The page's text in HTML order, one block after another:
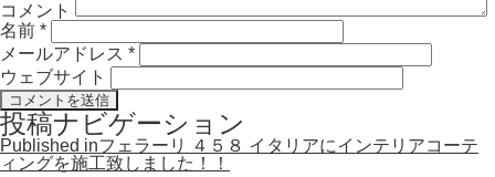
コメント
名前 *
メールアドレス *
ウェブサイト
投稿ナビゲーション
Published inフェラーリ ４５８ イタリアにインテリアコーテ
ィングを施工致しました！！